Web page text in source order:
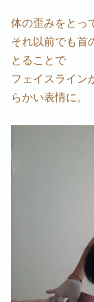
体の歪みをとっ
それ以前でも首
とることで
フェイスライン
らかい表情に。